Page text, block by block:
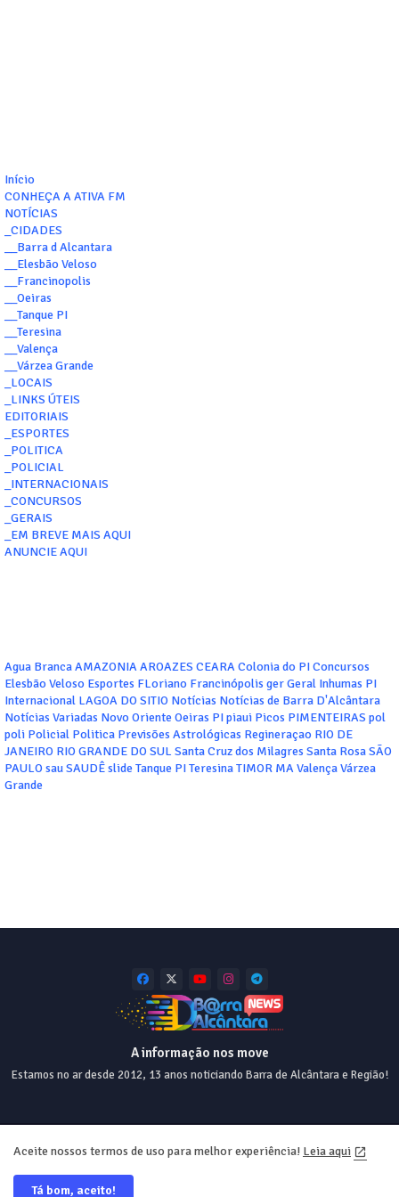
Início
CONHEÇA A ATIVA FM
NOTÍCIAS
_CIDADES
__Barra d Alcantara
__Elesbão Veloso
__Francinopolis
__Oeiras
__Tanque PI
__Teresina
__Valença
__Várzea Grande
_LOCAIS
_LINKS ÚTEIS
EDITORIAIS
_ESPORTES
_POLITICA
_POLICIAL
_INTERNACIONAIS
_CONCURSOS
_GERAIS
_EM BREVE MAIS AQUI
ANUNCIE AQUI
Agua BrancaAMAZONIAAROAZES CEARAColonia do PIConcursos
Elesbão Veloso Esportes FLoriano Francinópolis gerGeral Inhumas PI
Internacional LAGOA DO SITIO Notícias Notícias de Barra D'Alcântara
Notícias Variadas Novo Oriente Oeiras PIpiaui Picos PIMENTEIRAS pol
poli Policial Politica Previsões Astrológicas Regineraçao RIO DE
JANEIRO RIO GRANDE DO SUL Santa Cruz dos Milagres Santa RosaSÃO
PAULOsauSAUDÊslide Tanque PITeresinaTIMOR MAValençaVárzea
Grande
A informação nos move
Estamos no ar desde 2012, 13 anos noticiando Barra de Alcântara e Região!
Home About Contact us Privacy Policy
Aceite nossos termos de uso para melhor experiência! Leia aqui
Tá bom, aceito!